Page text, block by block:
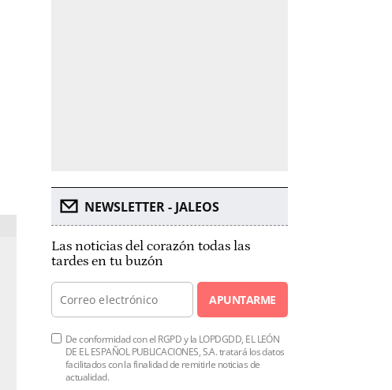
NEWSLETTER - JALEOS
Las noticias del corazón todas las
tardes en tu buzón
APUNTARME
De conformidad con el RGPD y la LOPDGDD, EL LEÓN
DE EL ESPAÑOL PUBLICACIONES, S.A. tratará los datos
facilitados con la finalidad de remitirle noticias de
actualidad.